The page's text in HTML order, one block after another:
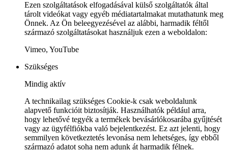
Ezen szolgáltatások elfogadásával külső szolgáltatók által
tárolt videókat vagy egyéb médiatartalmakat mutathatunk meg
Önnek. Az Ön beleegyezésével az alábbi, harmadik féltől
származó szolgáltatásokat használjuk ezen a weboldalon:
Vimeo, YouTube
Szükséges
Mindig aktív
A technikailag szükséges Cookie-k csak weboldalunk
alapvető funkcióit biztosítják. Használhatók például arra,
hogy lehetővé tegyék a termékek bevásárlókosarába gyűjtését
vagy az ügyfélfiókba való bejelentkezést. Ez azt jelenti, hogy
semmilyen következtetés levonása nem lehetséges, így ebből
származó adatot soha nem adunk át harmadik félnek.